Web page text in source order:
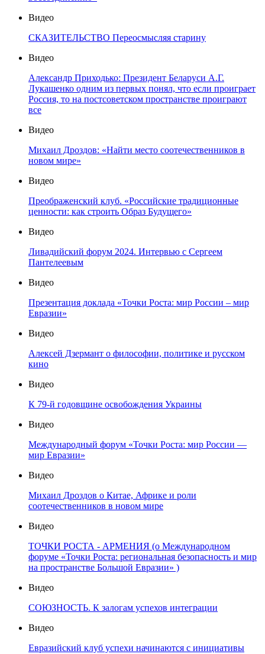
Видео
СКАЗИТЕЛЬСТВО Переосмысляя старину
Видео
Александр Приходько: Президент Беларуси А.Г.
Лукашенко одним из первых понял, что если проиграет
Россия, то на постсоветском пространстве проиграют
все
Видео
Михаил Дроздов: «Найти место соотечественников в
новом мире»
Видео
Преображенский клуб. «Российские традиционные
ценности: как строить Образ Будущего»
Видео
Ливадийский форум 2024. Интервью с Сергеем
Пантелеевым
Видео
Презентация доклада «Точки Роста: мир России – мир
Евразии»
Видео
Алексей Дзермант о философии, политике и русском
кино
Видео
К 79-й годовщине освобождения Украины
Видео
Международный форум «Точки Роста: мир России —
мир Евразии»
Видео
Михаил Дроздов о Китае, Африке и роли
соотечественников в новом мире
Видео
ТОЧКИ РОСТА - АРМЕНИЯ (о Международном
форуме «Точки Роста: региональная безопасность и мир
на пространстве Большой Евразии» )
Видео
СОЮЗНОСТЬ. К залогам успехов интеграции
Видео
Евразийский клуб успехи начинаются с инициативы